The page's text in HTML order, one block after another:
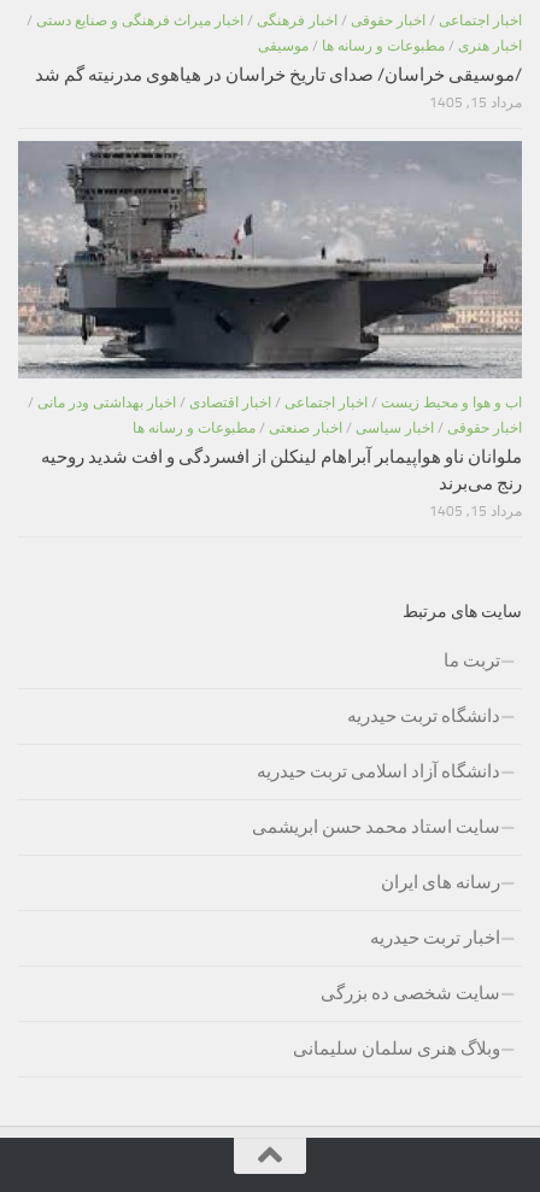
اخبار اجتماعی / اخبار حقوقی / اخبار فرهنگی / اخبار میراث فرهنگی و صنایع دستی /
اخبار هنری / مطبوعات و رسانه ها / موسیقی
/موسیقی خراسان/ صدای تاریخ خراسان در هیاهوی مدرنیته گم شد
مرداد 15, 1405
اب و هوا و محیط زیست / اخبار اجتماعی / اخبار اقتصادی / اخبار بهداشتی ودر مانی /
اخبار حقوقی / اخبار سیاسی / اخبار صنعتی / مطبوعات و رسانه ها
ملوانان ناو هواپیمابر آبراهام لینکلن از افسردگی و افت شدید روحیه
رنج می‌برند
مرداد 15, 1405
سایت های مرتبط
تربت ما
دانشگاه تربت حیدریه
دانشگاه آزاد اسلامی تربت حیدریه
سایت استاد محمد حسن ابریشمی
رسانه های ایران
اخبار تربت حیدریه
سایت شخصی ده بزرگی
وبلاگ هنری سلمان سلیمانی